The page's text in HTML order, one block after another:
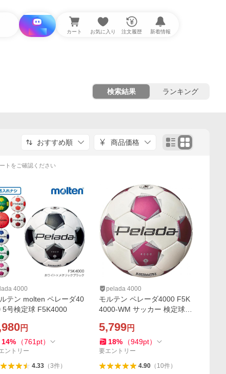
i と探す カート お気に入り 注文履歴 新着情報
検索結果 ランキング
おすすめ順 商品価格
トをご確認ください
4000
テン molten ペレーダ40
5号検定球 F5K4000
円
14% （761 pt）
ントリー
4.33（3件）
pelada 4000
モルテン ペレーダ4000 F5K
4000-WM サッカー 検定球 5
5,799円
18% （949pt）
要エントリー
4.90（ 10件）